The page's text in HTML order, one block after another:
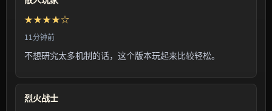
★★★★☆
11分钟前
不想研究太多机制的话，这个版本玩起来比较轻松。
烈火战士